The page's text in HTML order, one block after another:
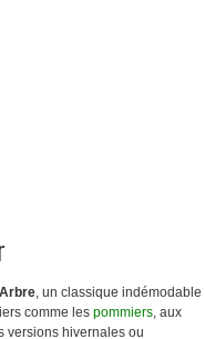
Arbre, un classique indémodable
comme les pommiers, aux
versions hivernales ou